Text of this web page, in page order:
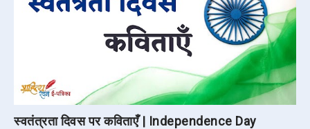
स्वतंत्रता दिवस पर कविताएँ | Independence Day